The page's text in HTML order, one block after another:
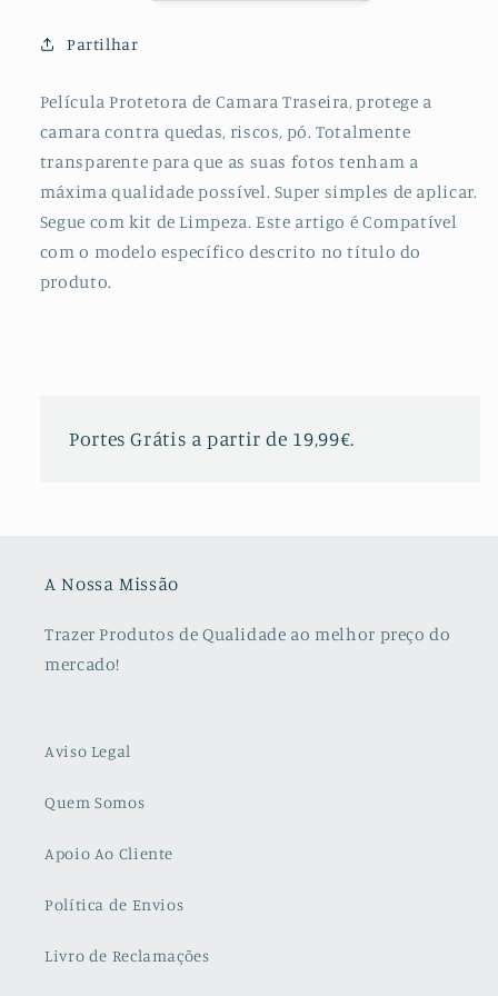
OnePlus
Pro
Pro
Partilhar
Película Protetora de Camara Traseira, protege a
camara contra quedas, riscos, pó. Totalmente
transparente para que as suas fotos tenham a
máxima qualidade possível. Super simples de aplicar.
Segue com kit de Limpeza. Este artigo é Compatível
com o modelo específico descrito no título do
produto.
Portes Grátis a partir de 19,99€.
A Nossa Missão
Trazer Produtos de Qualidade ao melhor preço do
mercado!
Aviso Legal
Quem Somos
Apoio Ao Cliente
Política de Envios
Livro de Reclamações